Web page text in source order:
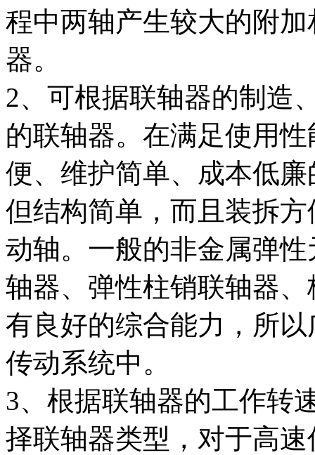
程中两轴产生较大的附
器。
2、可根据联轴器的制造
的联轴器。在满足使用
便、维护简单、成本低
但结构简单，而且装拆
动轴。一般的非金属弹
轴器、弹性柱销联轴器
有良好的综合能力，所
传动系统中。
3、根据联轴器的工作转
择联轴器类型，对于高